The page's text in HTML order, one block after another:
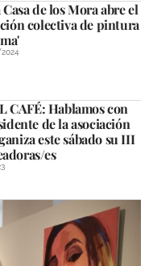
de los Mora abre el
colectiva de pintura
CAFÉ: Hablamos con
de la asociación
este sábado su III
es